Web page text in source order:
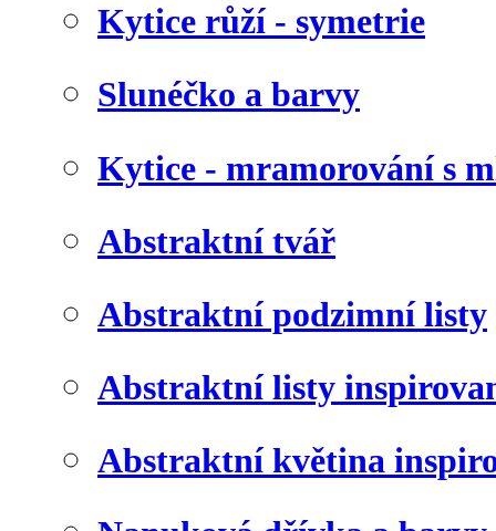
Kytice růží - symetrie
Slunéčko a barvy
Kytice - mramorování s
Abstraktní tvář
Abstraktní podzimní listy
Abstraktní listy
Abstraktní květina